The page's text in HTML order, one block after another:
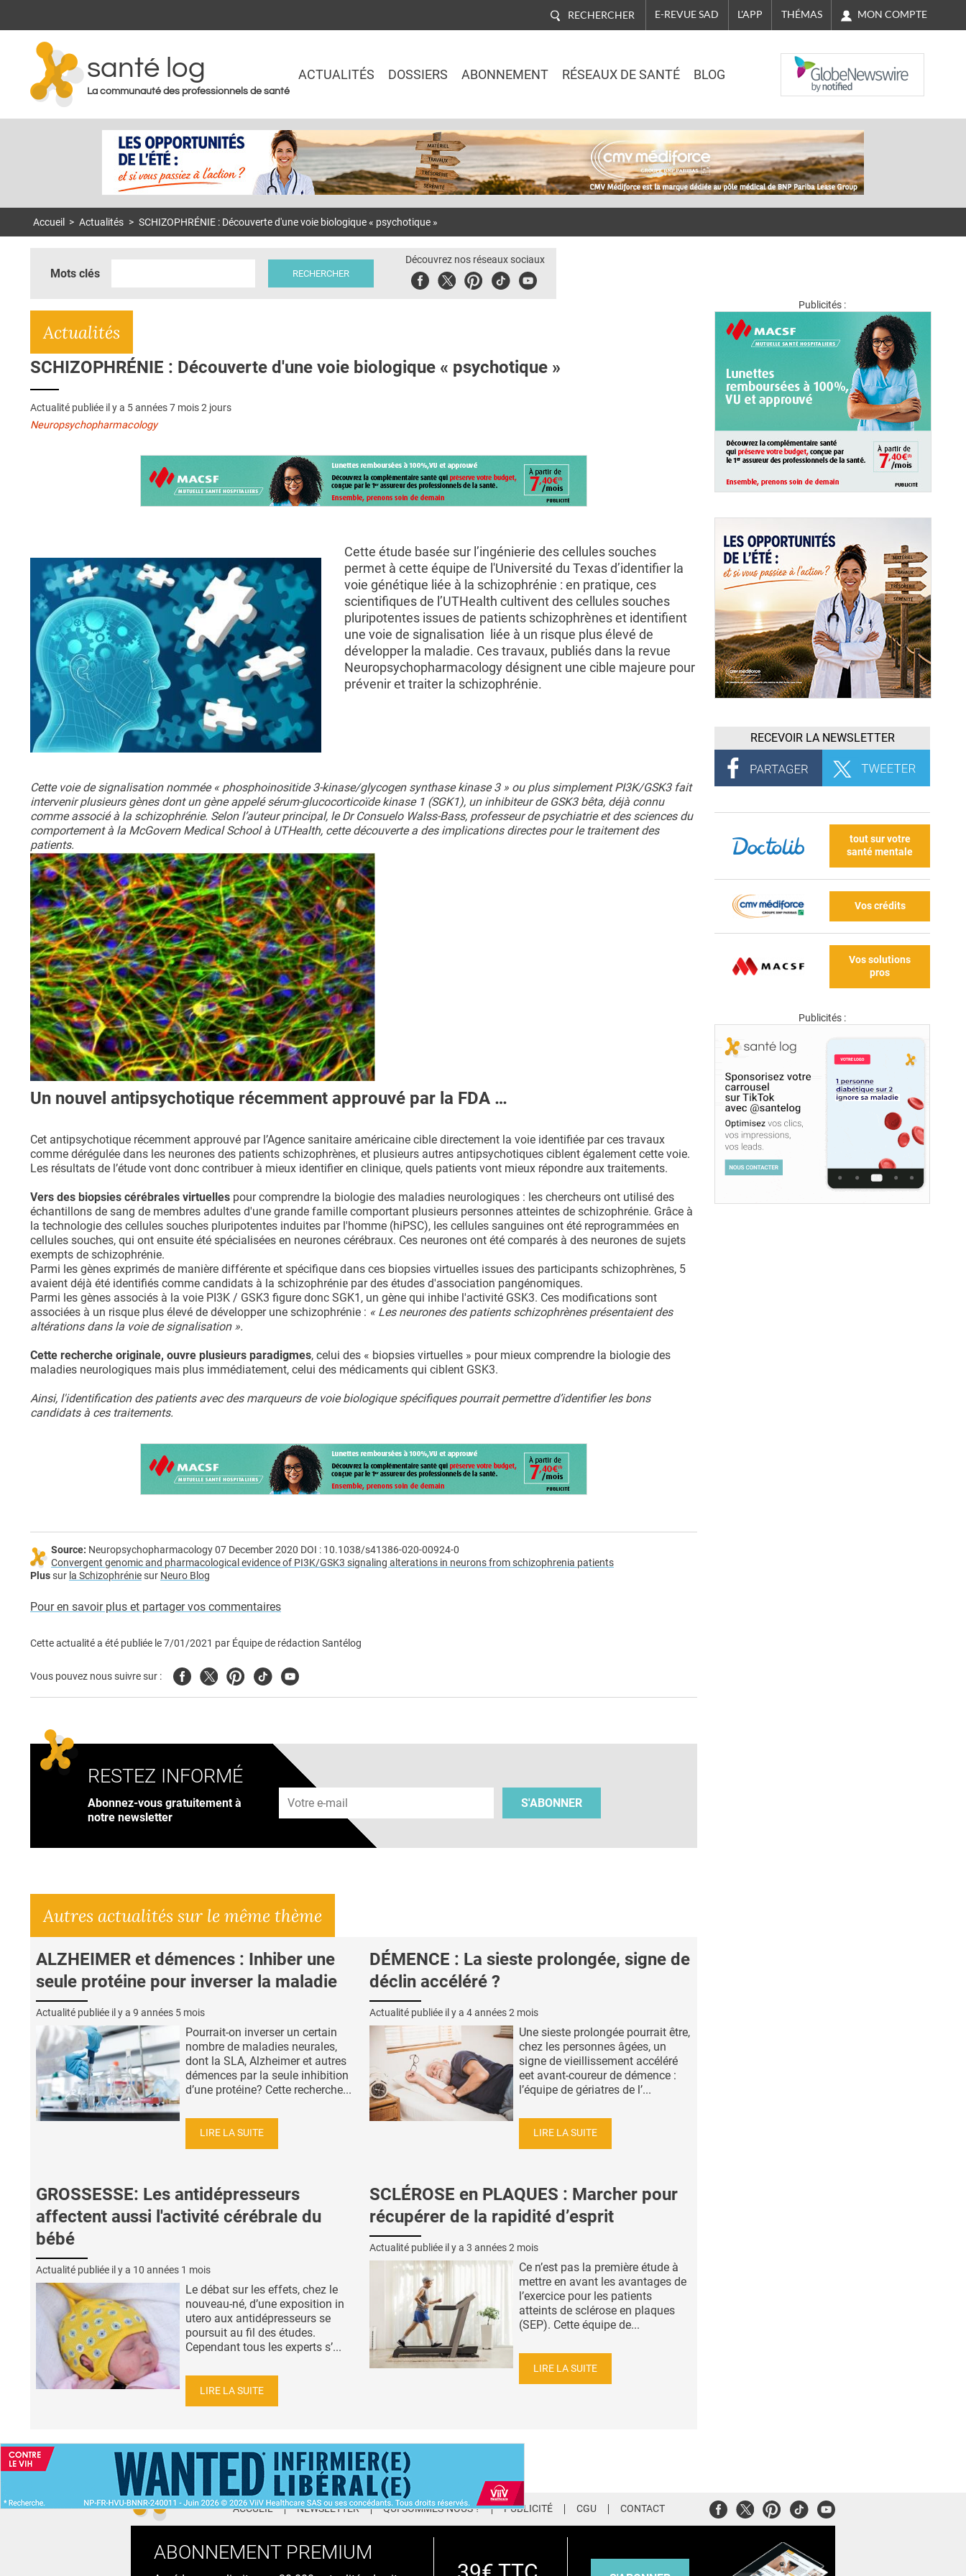
RECHERCHER E-REVUE SAD L'APP THÉMAS MON COMPTE
santé log
La communauté des professionnels de santé
ACTUALITÉS DOSSIERS ABONNEMENT RÉSEAUX DE SANTÉ BLOG
NASDAQ
Accueil > Actualités > SCHIZOPHRÉNIE : Découverte d'une voie biologique « psychotique »
Mots clés
Découvrez nos réseaux sociaux
FacebookTwitterPinterest
TiktokYoubute
Actualités
SCHIZOPHRÉNIE : Découverte d'une voie biologique « psychotique »
Actualité publiée il y a 5 années 7 mois 2 jours
Neuropsychopharmacology
Cette étude basée sur l’ingénierie des cellules souches
permet à cette équipe de l'Université du Texas d’identifier la
voie génétique liée à la schizophrénie : en pratique, ces
scientifiques de l’UTHealth cultivent des cellules souches
pluripotentes issues de patients schizophrènes et identifient
une voie de signalisation liée à un risque plus élevé de
développer la maladie. Ces travaux, publiés dans la revue
Neuropsychopharmacology désignent une cible majeure pour
prévenir et traiter la schizophrénie.
Cette voie de signalisation nommée « phosphoinositide 3-kinase/glycogen synthase kinase 3 » ou plus simplement PI3K/GSK3 fait
intervenir plusieurs gènes dont un gène appelé sérum-glucocorticoïde kinase 1 (SGK1), un inhibiteur de GSK3 bêta, déjà connu
comme associé à la schizophrénie. Selon l’auteur principal, le Dr Consuelo Walss-Bass, professeur de psychiatrie et des sciences du
comportement à la McGovern Medical School à UTHealth, cette découverte a des implications directes pour le traitement des
patients.
Un nouvel antipsychotique récemment approuvé par la FDA …
Cet antipsychotique récemment approuvé par l’Agence sanitaire américaine cible directement la voie identifiée par ces travaux
comme dérégulée dans les neurones des patients schizophrènes, et plusieurs autres antipsychotiques ciblent également cette voie.
Les résultats de l’étude vont donc contribuer à mieux identifier en clinique, quels patients vont mieux répondre aux traitements.
Vers des biopsies cérébrales virtuelles pour comprendre la biologie des maladies neurologiques : les chercheurs ont utilisé des
échantillons de sang de membres adultes d'une grande famille comportant plusieurs personnes atteintes de schizophrénie. Grâce à
la technologie des cellules souches pluripotentes induites par l'homme (hiPSC), les cellules sanguines ont été reprogrammées en
cellules souches, qui ont ensuite été spécialisées en neurones cérébraux. Ces neurones ont été comparés à des neurones de sujets
exempts de schizophrénie.
Parmi les gènes exprimés de manière différente et spécifique dans ces biopsies virtuelles issues des participants schizophrènes, 5
avaient déjà été identifiés comme candidats à la schizophrénie par des études d'association pangénomiques.
Parmi les gènes associés à la voie PI3K / GSK3 figure donc SGK1, un gène qui inhibe l'activité GSK3. Ces modifications sont
associées à un risque plus élevé de développer une schizophrénie : « Les neurones des patients schizophrènes présentaient des
altérations dans la voie de signalisation ».
Cette recherche originale, ouvre plusieurs paradigmes, celui des « biopsies virtuelles » pour mieux comprendre la biologie des
maladies neurologiques mais plus immédiatement, celui des médicaments qui ciblent GSK3.
Ainsi, l'identification des patients avec des marqueurs de voie biologique spécifiques pourrait permettre d’identifier les bons
candidats à ces traitements.
Source: Neuropsychopharmacology 07 December 2020 DOI : 10.1038/s41386-020-00924-0
Convergent genomic and pharmacological evidence of PI3K/GSK3 signaling alterations in neurons from schizophrenia patients
Plussur la Schizophréniesur Neuro Blog
Pour en savoir plus et partager vos commentaires
Cette actualité a été publiée le7/01/2021 par Équipe de rédaction Santélog
Vous pouvez nous suivre sur : FacebookTwitterPinterest
TiktokYoutube
RESTEZ INFORMÉ
Abonnez-vous gratuitement à
notre newsletter
Adresse e-mail
S'ABONNER
Autres actualités sur le même thème
ALZHEIMER et démences : Inhiber une
seule protéine pour inverser la maladie
Actualité publiée il y a 9 années 5 mois
Pourrait-on inverser un certain
nombre de maladies neurales,
dont la SLA, Alzheimer et autres
démences par la seule inhibition
d’une protéine? Cette recherche...
LIRE LA SUITE
DÉMENCE : La sieste prolongée, signe de
déclin accéléré ?
Actualité publiée il y a 4 années 2 mois
Une sieste prolongée pourrait être,
chez les personnes âgées, un
signe de vieillissement accéléré
eet avant-coureur de démence :
l’équipe de gériatres de l’...
LIRE LA SUITE
GROSSESSE: Les antidépresseurs
affectent aussi l'activité cérébrale du
bébé
Actualité publiée il y a 10 années 1 mois
Le débat sur les effets, chez le
nouveau-né, d’une exposition in
utero aux antidépresseurs se
poursuit au fil des études.
Cependant tous les experts s’...
LIRE LA SUITE
SCLÉROSE en PLAQUES : Marcher pour
récupérer de la rapidité d’esprit
Actualité publiée il y a 3 années 2 mois
Ce n’est pas la première étude à
mettre en avant les avantages de
l’exercice pour les patients
atteints de sclérose en plaques
(SEP). Cette équipe de...
LIRE LA SUITE
Publicités :
RECEVOIR LA NEWSLETTER
tout sur votre
santé mentale
Vos crédits
Vos solutions
pros
Publicités :
ACCUEIL NEWSLETTER QUI SOMMES-NOUS ? PUBLICITÉ CGU CONTACT FacebookTwitterPinterest
TiktokYoutube
ABONNEMENT PREMIUM